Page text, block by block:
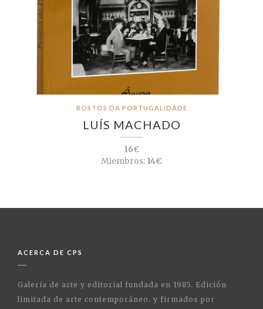
ROSTOS DA PORTUGALIDADE
LUÍS MACHADO
16€
Miembros: 14€
ACERCA DE CPS
Galería de arte y editorial fundada en 1985. Edición
limitada de arte contemporáneo. y firmados por